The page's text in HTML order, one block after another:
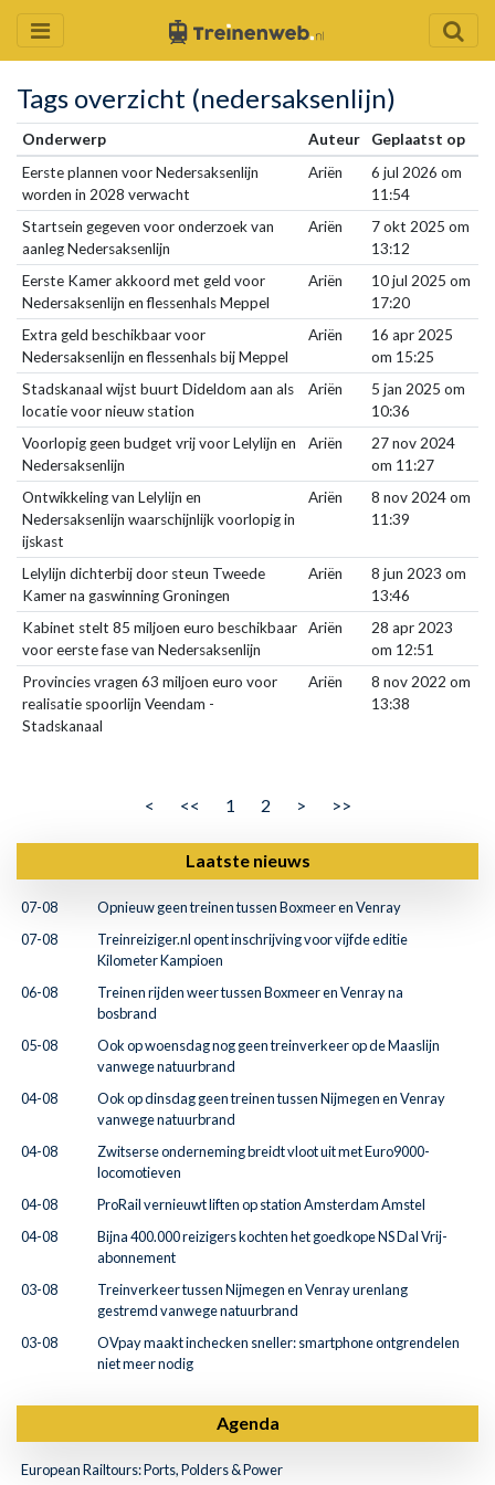
Tags overzicht (nedersaksenlijn)
Onderwerp Auteur
Geplaatst op
Eerste plannen voor Nedersaksenlijn
worden in 2028 verwacht
Ariën
6 jul 2026 om
11:54
Startsein gegeven voor onderzoek van
aanleg Nedersaksenlijn
Ariën
7 okt 2025 om
13:12
Eerste Kamer akkoord met geld voor
Nedersaksenlijn en flessenhals Meppel
Ariën
10 jul 2025 om
17:20
Extra geld beschikbaar voor
Nedersaksenlijn en flessenhals bij Meppel
Ariën
16 apr 2025
om 15:25
Stadskanaal wijst buurt Dideldom aan als
locatie voor nieuw station
Ariën
5 jan 2025 om
10:36
Voorlopig geen budget vrij voor Lelylijn en
Nedersaksenlijn
Ariën
27 nov 2024
om 11:27
Ontwikkeling van Lelylijn en
Nedersaksenlijn waarschijnlijk voorlopig in
ijskast
Ariën
8 nov 2024 om
11:39
Lelylijn dichterbij door steun Tweede
Kamer na gaswinning Groningen
Ariën
8 jun 2023 om
13:46
Kabinet stelt 85 miljoen euro beschikbaar
voor eerste fase van Nedersaksenlijn
Ariën
28 apr 2023
om 12:51
Provincies vragen 63 miljoen euro voor
realisatie spoorlijn Veendam -
Stadskanaal
Ariën
8 nov 2022 om
13:38
< << 1 2 > >>
Laatste nieuws
07-08
Opnieuw geen treinen tussen Boxmeer en Venray
07-08
Treinreiziger.nl opent inschrijving voor vijfde editie
Kilometer Kampioen
06-08
Treinen rijden weer tussen Boxmeer en Venray na
bosbrand
05-08
Ook op woensdag nog geen treinverkeer op de Maaslijn
vanwege natuurbrand
04-08
Ook op dinsdag geen treinen tussen Nijmegen en Venray
vanwege natuurbrand
04-08
Zwitserse onderneming breidt vloot uit met Euro9000-
locomotieven
04-08
ProRail vernieuwt liften op station Amsterdam Amstel
04-08
Bijna 400.000 reizigers kochten het goedkope NS Dal Vrij-
abonnement
03-08
Treinverkeer tussen Nijmegen en Venray urenlang
gestremd vanwege natuurbrand
03-08
OVpay maakt inchecken sneller: smartphone ontgrendelen
niet meer nodig
Agenda
European Railtours: Ports, Polders & Power